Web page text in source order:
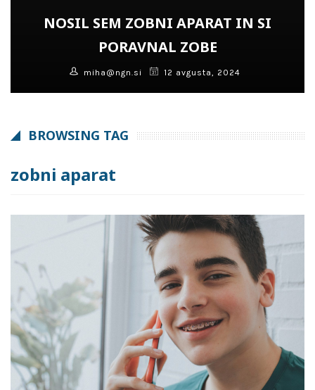
NOSIL SEM ZOBNI APARAT IN SI
PORAVNAL ZOBE
miha@ngn.si 12 avgusta, 2024
BROWSING TAG
zobni aparat